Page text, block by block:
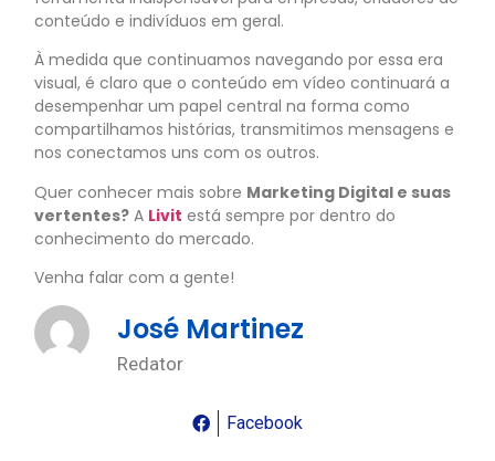
conteúdo e indivíduos em geral.
À medida que continuamos navegando por essa era
visual, é claro que o conteúdo em vídeo continuará a
desempenhar um papel central na forma como
compartilhamos histórias, transmitimos mensagens e
nos conectamos uns com os outros.
Quer conhecer mais sobre Marketing Digital e suas
vertentes? A Livit está sempre por dentro do
conhecimento do mercado.
Venha falar com a gente!
José Martinez
Redator
Facebook